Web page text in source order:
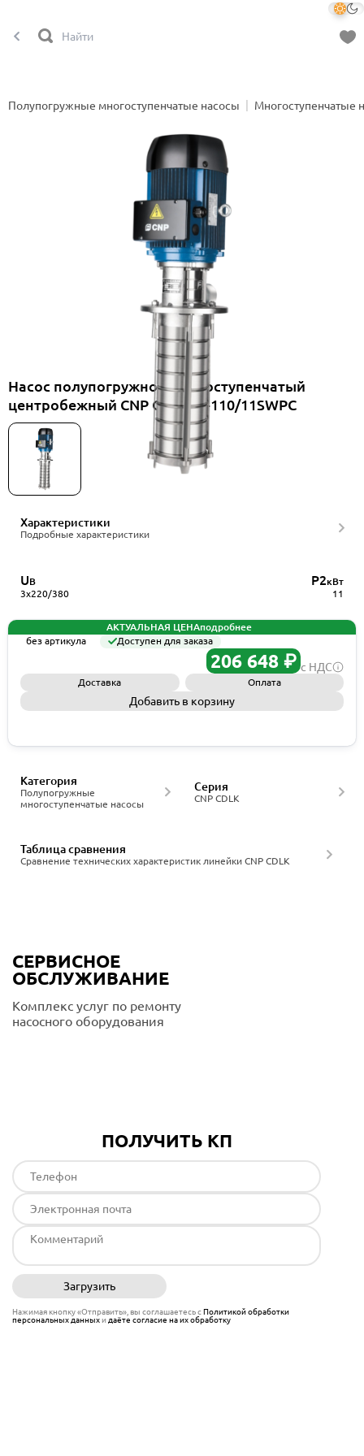
Полупогружные многоступенчатые насосы Многоступенчатые
Насос полупогружной многоступенчатый
центробежный CNP CDLK15-110/11SWPC
Характеристики
Подробные характеристики
UВ
3x220/380
P2кВт
11
АКТУАЛЬНАЯ ЦЕНАподробнее
без артикула
Доступен для заказа
206 648 ₽ с НДС
Доставка Оплата
Добавить в корзину
Полупогружные
многоступенчатые насосы
Категория
CNP CDLK
Серия
Сравнение технических характеристик линейки CNP CDLK
Таблица сравнения
СЕРВИСНОЕ
ОБСЛУЖИВАНИЕ
Комплекс услуг по ремонту
насосного оборудования
ПОЛУЧИТЬ КП
Загрузить
Нажимая кнопку «Отправить», вы соглашаетесь сПолитикой обработки
персональных данныхи даёте согласие на их обработку